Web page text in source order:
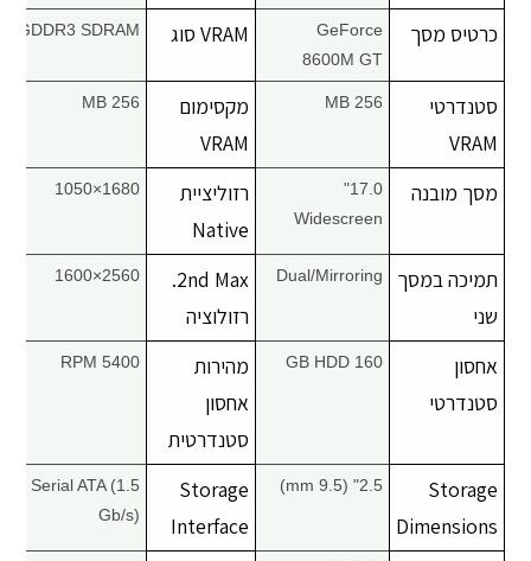
כרטיס מסך
GeForce
8600M GT
VRAM סוג GDDR3 SDRAM
סטנדרטי
VRAM
256 MB
מקסימום
VRAM
256 MB
מסך מובנה
17.0"
Widescreen
רזוליציית
Native
1680×1050
תמיכה במסך
שני
Dual/Mirroring
2nd Max.
רזולוציה
2560×1600
אחסון
סטנדרטי
160 GB HDD
מהירות
אחסון
סטנדרטית
5400 RPM
Storage
Dimensions
2.5" (9.5 mm)
Storage
Interface
Serial ATA (1.5
Gb/s)